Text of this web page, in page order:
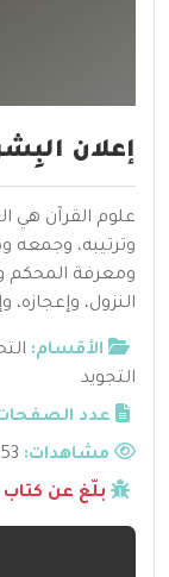
إعلان البِشر
علوم القرآن هي
وترتيبه، وجمعه
ومعرفة المحكم
النزول،
الأقسام:
التجويد
عدد
مشاهدات:
بلّغ عن كتاب